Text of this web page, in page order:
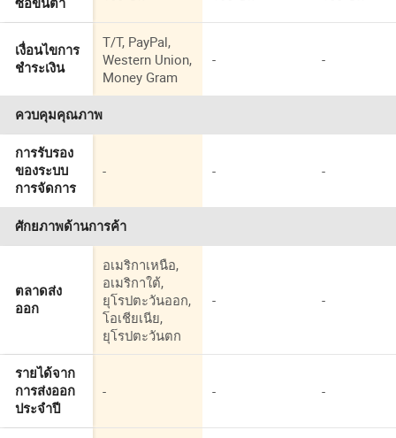
ซื้อขั้นต่ำ
เงื่อนไขการ
ชำระเงิน
T/T, PayPal,
Western Union,
Money Gram
- -
ควบคุมคุณภาพ
การรับรอง
ของระบบ
การจัดการ
- - -
ศักยภาพด้านการค้า
ตลาดส่ง
ออก
อเมริกาเหนือ,
อเมริกาใต้,
ยุโรปตะวันออก,
โอเชียเนีย,
ยุโรปตะวันตก
- -
รายได้จาก
การส่งออก
ประจำปี
- - -